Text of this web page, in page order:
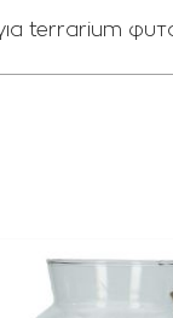
για terrarium